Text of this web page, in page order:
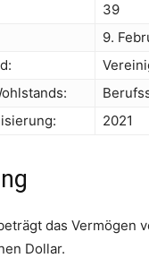
39
9.
2021
das Vermögen
Dollar.